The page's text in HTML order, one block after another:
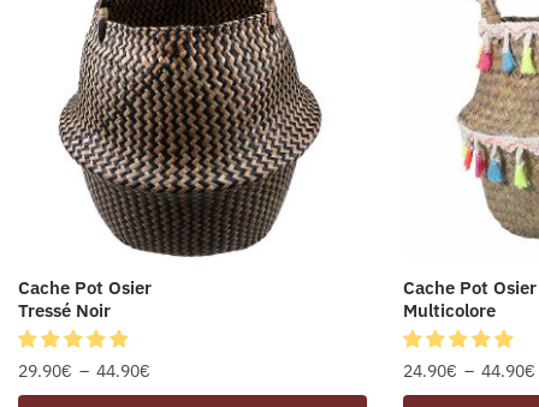
Cache Pot Osier
Tressé Noir
29.90€ – 44.90€
Cache Pot Osier
Multicolore
24.90€ – 44.90€